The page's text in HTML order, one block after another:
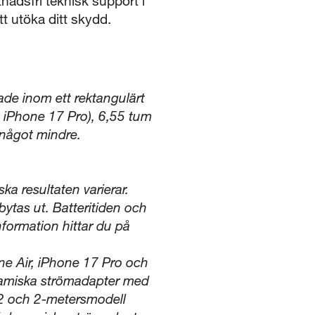
utöka ditt skydd.
inom ett rektangulärt
17 Pro), 6,55 tum
mindre.
resultaten varierar.
ut. Batteritiden och
hittar du på
Air, iPhone 17 Pro och
strömadapter med
och 2-metersmodell